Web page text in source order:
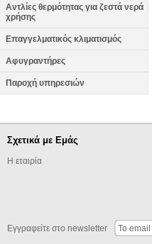
Αντλίες θερμότητας για ζεστά νερά
χρήσης
Επαγγελματικός κλιματισμός
Αφυγραντήρες
Παροχή υπηρεσιών
Σχετικά με Εμάς
Η εταιρία
Εγγραφείτε στο newsletter